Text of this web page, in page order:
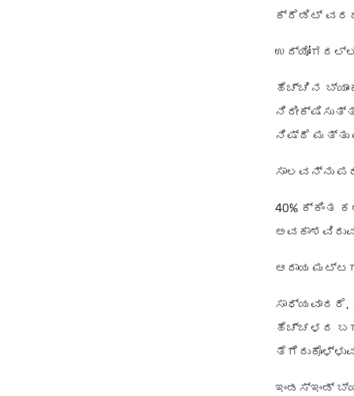
ಕ್ರೆಡಿಟ್
ಹೆಚ್ಚಿನ
ನಿಷ್ಠೆ ಮತ್ತು
ಸಾಲವನ್ನು
40% ಕ್ಕಿಂತ
ಆದಾಯ
ಹೆಚ್ಚಳದ
ಇಂಡಸ್‌ಇಂಡ್